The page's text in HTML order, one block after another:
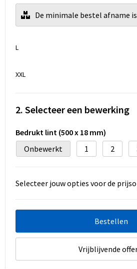
Accessoires voor tassen
Documententassen
Autotassen
Matrozentassen
De minimale bestel afname
L
XXL
2. Selecteer een bewerking
Bedrukt lint (500 x 18 mm)
Onbewerkt
1 2
Selecteer jouw opties voor de
Bestellen
Vrijblijvende